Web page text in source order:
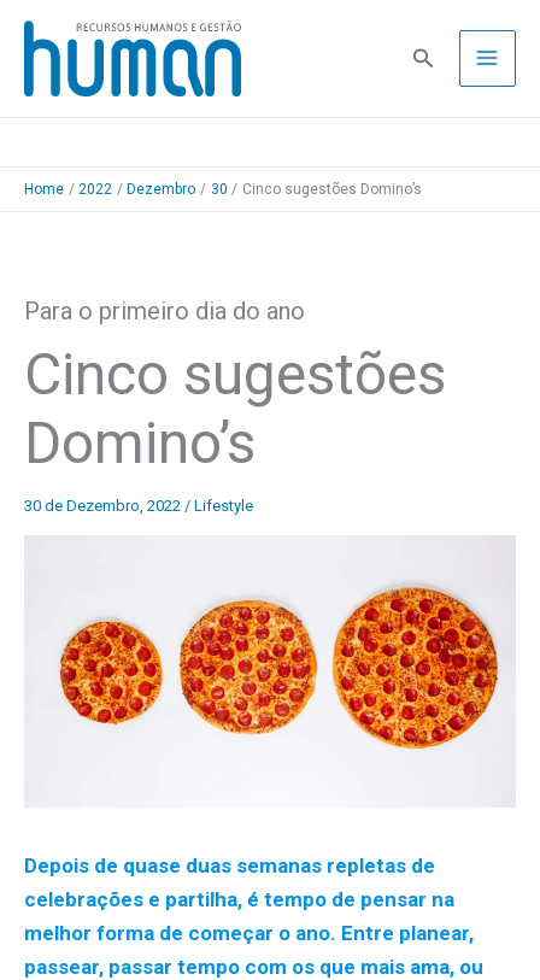
Skip
content
Pesquisa
Home 2022 Dezembro 30 Cinco sugestões Domino’s
Para o primeiro dia do ano
Cinco sugestões
Domino’s
30 de Dezembro, 2022 / Lifestyle
Depois de quase duas semanas repletas de
celebrações e partilha, é tempo de pensar na
melhor forma de começar o ano. Entre planear,
passear, passar tempo com os que mais ama, ou